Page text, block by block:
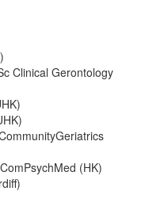
Clinical Gerontology
(HK)